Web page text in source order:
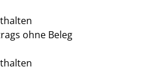
ohne Beleg